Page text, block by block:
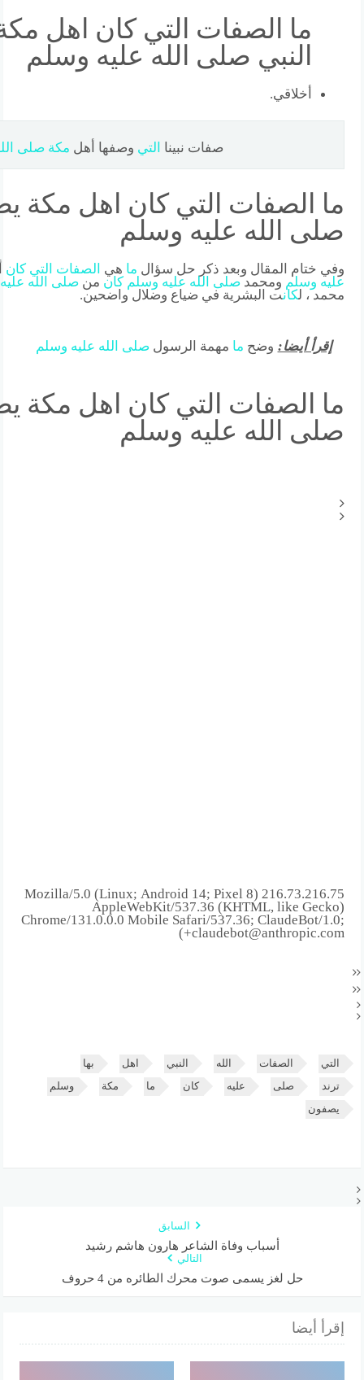
ما الصفات التي كان اهل
النبي صلى الله عليه وسلم
أخلاقي.
صفات نبينا التي وصفها أهل مكة صلى
ما الصفات التي كان اهل مكة
صلى الله عليه وسلم
وفي ختام المقال وبعد ذكر حل سؤال ما هي الصفات التي كان
عليه وسلم ومحمدصلى الله عليه وسلم كان منصلى الله عليه
محمد ، ل كانت البشرية في ضياع وضلال واضحين.
إقرأ أيضا: وضح ما مهمة الرسولصلى الله عليه وسلم
ما الصفات التي كان اهل مكة
صلى الله عليه وسلم
216.73.216.75 Mozilla/5.0 (Linux; Android 14; Pixel 8)
AppleWebKit/537.36 (KHTML, like Gecko)
Chrome/131.0.0.0 Mobile Safari/537.36; ClaudeBot/1.0;
+claudebot@anthropic.com)
التي الصفات الله النبي اهل بها
ترند صلى عليه كان ما مكة وسلم
يصفون
السابق
أسباب وفاة الشاعر هارون هاشم رشيد
التالي
حل لغز يسمى صوت محرك الطائره من 4 حروف
إقرأ أيضا